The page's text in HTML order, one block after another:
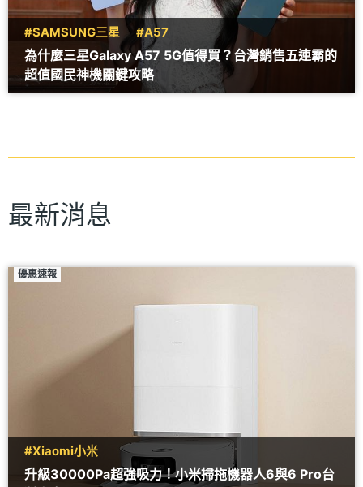
#SAMSUNG三星 #A57
為什麼三星Galaxy A57 5G值得買？台灣銷售五連霸的
超值國民神機關鍵攻略
最新消息
優惠速報
#Xiaomi小米
升級30000Pa超強吸力！小米掃拖機器人6與6 Pro台